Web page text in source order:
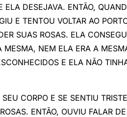
ELA DESEJAVA. ENTÃO,
E TENTOU VOLTAR AO
SUAS ROSAS. ELA
MESMA, NEM ELA ERA A
E ELA NÃO
CORPO E SE SENTIU
ENTÃO, OUVIU FALAR